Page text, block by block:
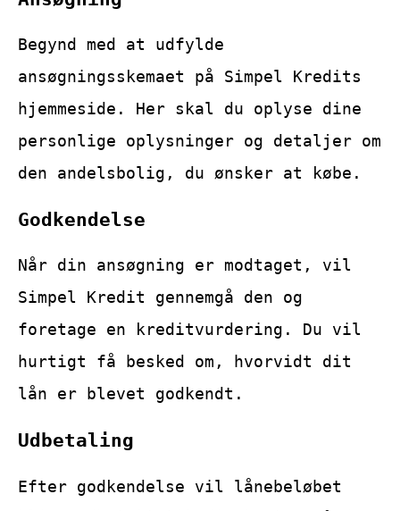
Begynd med at udfylde
ansøgningsskemaet på Simpel Kredits
hjemmeside. Her skal du oplyse dine
personlige oplysninger og detaljer om
den andelsbolig, du ønsker at købe.
Godkendelse
Når din ansøgning er modtaget, vil
Simpel Kredit gennemgå den og
foretage en kreditvurdering. Du vil
hurtigt få besked om, hvorvidt dit
lån er blevet godkendt.
Udbetaling
Efter godkendelse vil lånebeløbet